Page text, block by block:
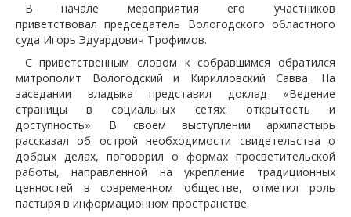
В начале мероприятия его участников
приветствовал председатель Вологодского областного
суда Игорь Эдуардович Трофимов.
С приветственным словом к собравшимся обратился
митрополит Вологодский и Кирилловский Савва. На
заседании владыка представил доклад «Ведение
страницы в социальных сетях: открытость и
доступность». В своем выступлении архипастырь
рассказал об острой необходимости свидетельства о
добрых делах, поговорил о формах просветительской
работы, направленной на укрепление традиционных
ценностей в современном обществе, отметил роль
пастыря в информационном пространстве.